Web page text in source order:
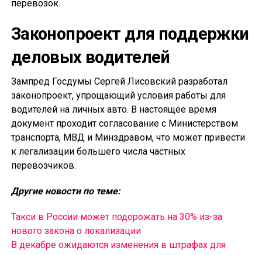
перевозок.
Законопроект для поддержки
деловых водителей
Зампред Госдумы Сергей Лисовский разработал
законопроект, упрощающий условия работы для
водителей на личных авто. В настоящее время
документ проходит согласование с Министерством
транспорта, МВД и Минздравом, что может привести
к легализации большего числа частных
перевозчиков.
Другие новости по теме:
Такси в России может подорожать на 30% из-за
нового закона о локализации
В декабре ожидаются изменения в штрафах для